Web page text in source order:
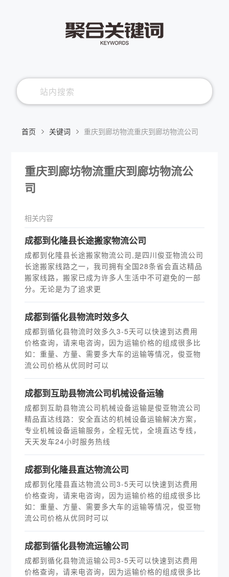
首页 关键词 重庆到廊坊物流重庆到廊坊物流公司
重庆到廊坊物流重庆到廊坊物流公
司
相关内容
成都到化隆县长途搬家物流公司
成都到化隆县长途搬家物流公司,是四川俊亚物流公司
长途搬家线路之一，我司拥有全国28条省会直达精品
搬家线路，搬家已成为许多人生活中不可避免的一部
分。无论是为了追求更
成都到循化县物流时效多久
成都到循化县物流时效多久3-5天可以快速到达费用
价格查询，请来电咨询，因为运输价格的组成很多比
如：重量、方量、需要多大车的运输等情况，俊亚物
流公司价格从优同时可以
成都到互助县物流公司机械设备运输
成都到互助县物流公司机械设备运输是俊亚物流公司
精品直达线路：安全直达的机械设备运输解决方案，
专业机械设备运输服务，全程无忧，全境直达专线，
天天发车24小时服务热线
成都到化隆县直达物流公司
成都到化隆县直达物流公司3-5天可以快速到达费用
价格查询，请来电咨询，因为运输价格的组成很多比
如：重量、方量、需要多大车的运输等情况，俊亚物
流公司价格从优同时可以
成都到循化县物流运输公司
成都到循化县物流运输公司3-5天可以快速到达费用
价格查询，请来电咨询，因为运输价格的组成很多比